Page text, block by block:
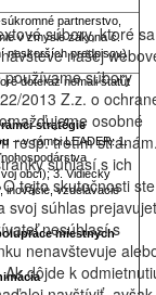
partnerstvo,
v zmysle zákona č.
neskorších predpisov)
doteraz nemali štatút
stratégie
– v rámci LEADER: 1.
obcí); 3. Vidiecky
inovácie, vzdelávacie
miestnych
súbory, ktoré sa
našej
používame súbory
2013 Z.z. o
osobné
resp. tretím
súhlasí s ich
tejto skutočnosti ste
svoj súhlas
nesúhlasí s
nenavštevuje
dôjde k